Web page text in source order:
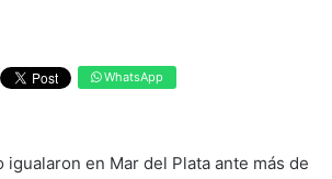
WhatsApp
igualaron en Mar del Plata ante más de